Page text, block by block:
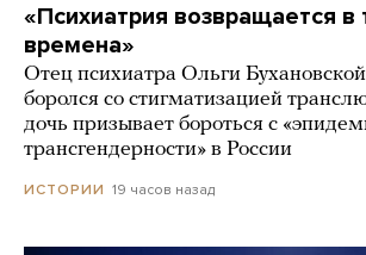
«Психиатрия возвращается
времена»
Отец психиатра Ольги
боролся со стигматизацией
дочь призывает бороться с
трансгендерности» в России
ИСТОРИИ 19 часов назад